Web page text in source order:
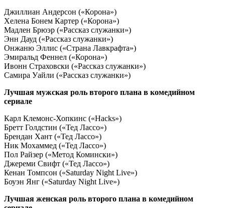
Джиллиан Андерсон («Корона»)
Хелена Бонем Картер («Корона»)
Мадлен Брюэр («Рассказ служанки»)
Энн Дауд («Рассказ служанки»)
Онжаню Эллис («Страна Лавкрафта»)
Эмиральд Феннел («Корона»)
Ивонн Страховски («Рассказ служанки»)
Самира Уайли («Рассказ служанки»)
Лучшая мужская роль второго плана в комедийном
сериале
Карл Клемонс-Хопкинс («Hacks»)
Бретт Голдстин («Тед Лассо»)
Брендан Хант («Тед Лассо»)
Ник Мохаммед («Тед Лассо»)
Пол Райзер («Метод Комински»)
Джереми Свифт («Тед Лассо»)
Кенан Томпсон («Saturday Night Live»)
Боуэн Янг («Saturday Night Live»)
Лучшая женская роль второго плана в комедийном